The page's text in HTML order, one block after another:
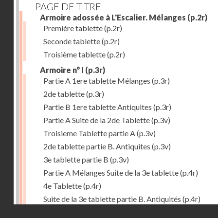
PAGE DE TITRE
Armoire adossée à L'Escalier. Mélanges (p.2r)
Première tablette(p.2r)
Seconde tablette(p.2r)
Troisième tablette(p.2r)
Armoire n° I (p.3r)
Partie A 1ere tablette Mélanges (p.3r)
2de tablette(p.3r)
Partie B 1ere tablette Antiquites (p.3r)
Partie A Suite de la 2de Tablette(p.3v)
Troisieme Tablette partie A (p.3v)
2de tablette partie B. Antiquites (p.3v)
3e tablette partie B (p.3v)
Partie A Mélanges Suite de la 3e tablette(p.4r)
4e Tablette(p.4r)
Suite de la 3e tablette partie B. Antiquités (p.4r)